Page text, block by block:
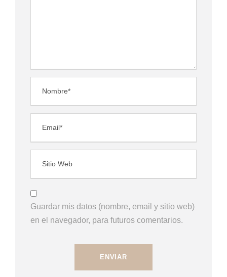
Guardar mis datos (nombre, email y sitio web)
en el navegador, para futuros comentarios.